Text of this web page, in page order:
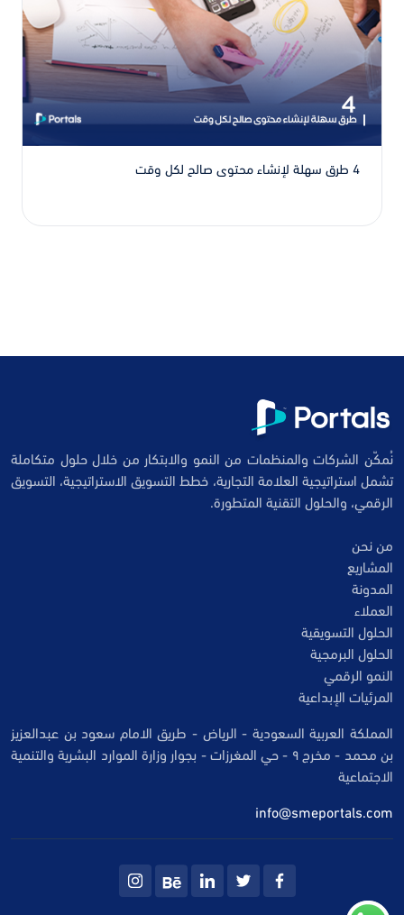
4 طرق سهلة لإنشاء محتوى صالح لكل وقت
نُمكّن الشركات والمنظمات من النمو والابتكار من خلال حلول متكاملة
تشمل استراتيجية العلامة التجارية، خطط التسويق الاستراتيجية، التسويق
الرقمي، والحلول التقنية المتطورة.
من نحن
المشاريع
المدونة
العملاء
الحلول التسويقية
الحلول البرمجية
النمو الرقمي
المرئيات الإبداعية
المملكة العربية السعودية - الرياض - طريق الامام سعود بن عبدالعزيز
بن محمد - مخرج ٩ - حي المغرزات - بجوار وزارة الموارد البشرية والتنمية
الاجتماعية
info@smeportals.com